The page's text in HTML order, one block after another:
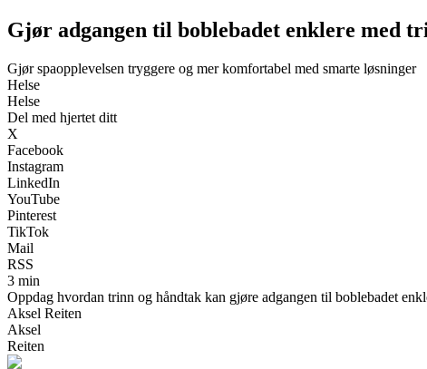
Gjør adgangen til boblebadet enklere med
Gjør spaopplevelsen tryggere og mer komfortabel med smarte løsninger
Helse
Helse
Del med hjertet ditt
X
Facebook
Instagram
LinkedIn
YouTube
Pinterest
TikTok
Mail
RSS
3 min
Oppdag hvordan trinn og håndtak kan gjøre adgangen til boblebadet
Aksel Reiten
Aksel
Reiten